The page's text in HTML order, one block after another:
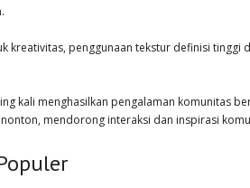
kreativitas, penggunaan tekstur definisi tinggi
kali menghasilkan pengalaman komunitas
mendorong interaksi dan inspirasi